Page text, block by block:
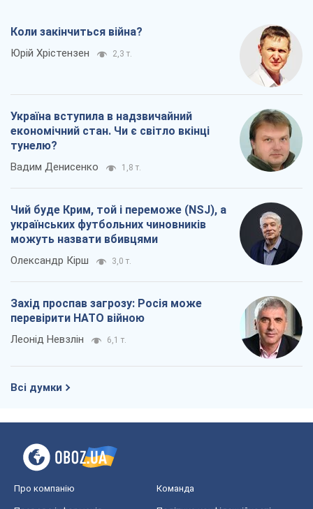
Коли закінчиться війна?
Юрій Хрістензен 2,3 т.
Україна вступила в надзвичайний
економічний стан. Чи є світло вкінці
тунелю?
Вадим Денисенко 1,8 т.
Чий буде Крим, той і переможе (NSJ), а
українських футбольних чиновників
можуть назвати вбивцями
Олександр Кірш 3,0 т.
Захід проспав загрозу: Росія може
перевірити НАТО війною
Леонід Невзлін 6,1 т.
Всі думки
Про компанію Команда